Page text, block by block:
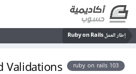
إطار العمل Ruby on Rails
ruby on rails 103